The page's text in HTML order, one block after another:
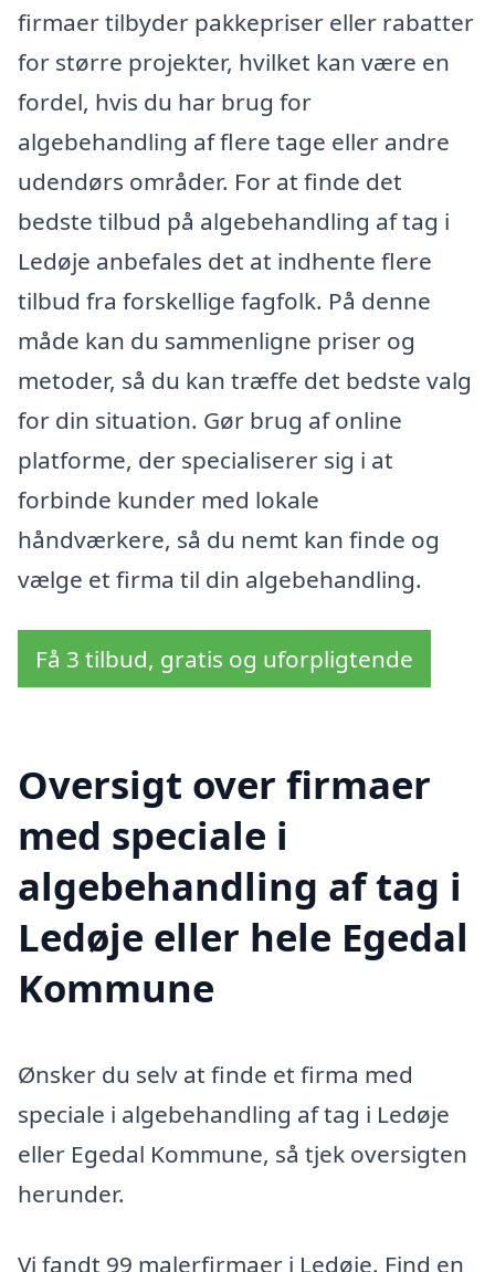
firmaer tilbyder pakkepriser eller rabatter
for større projekter, hvilket kan være en
fordel, hvis du har brug for
algebehandling af flere tage eller andre
udendørs områder. For at finde det
bedste tilbud på algebehandling af tag i
Ledøje anbefales det at indhente flere
tilbud fra forskellige fagfolk. På denne
måde kan du sammenligne priser og
metoder, så du kan træffe det bedste valg
for din situation. Gør brug af online
platforme, der specialiserer sig i at
forbinde kunder med lokale
håndværkere, så du nemt kan finde og
vælge et firma til din algebehandling.
Få 3 tilbud, gratis og uforpligtende
Oversigt over firmaer
med speciale i
algebehandling af tag i
Ledøje eller hele Egedal
Kommune
Ønsker du selv at finde et firma med
speciale i algebehandling af tag i Ledøje
eller Egedal Kommune, så tjek oversigten
herunder.
Vi fandt 99 malerfirmaer i Ledøje. Find en